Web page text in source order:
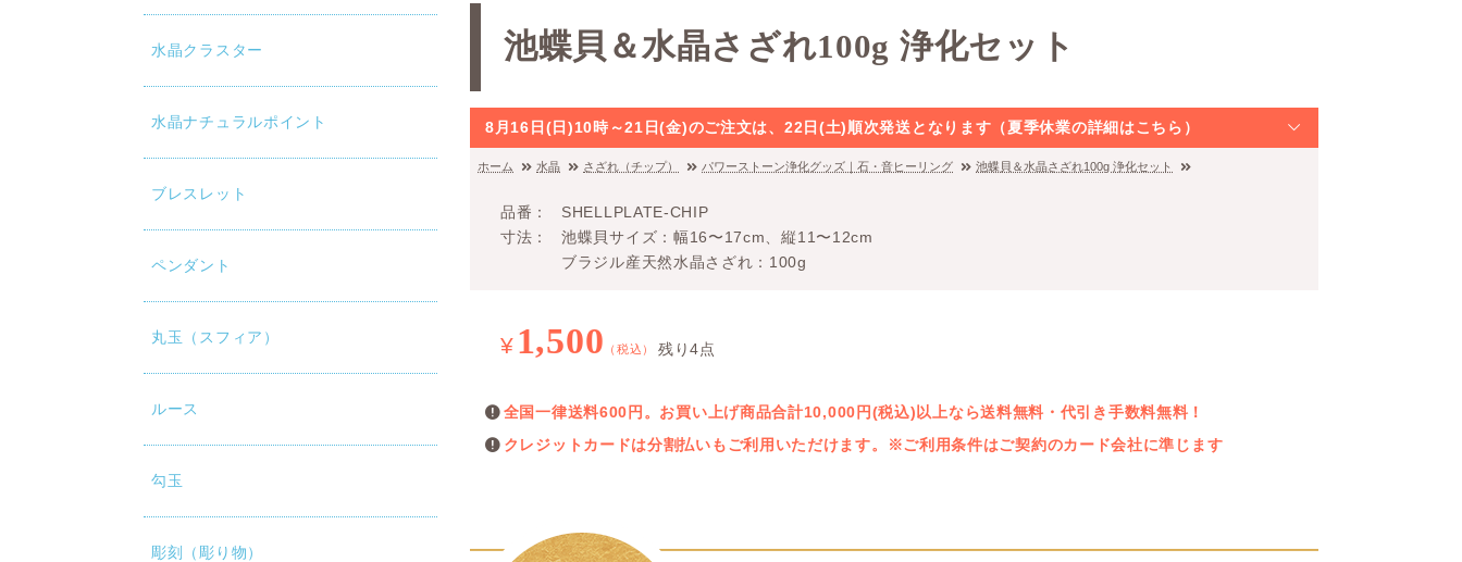
水晶クラスター
水晶ナチュラルポイント
ブレスレット
ペンダント
丸玉（スフィア）
ルース
勾玉
彫刻（彫り物）
池蝶貝＆水晶さざれ100g 浄化セット
8月16日(日)10時～21日(金)のご注文は、22日(土)順次発送となります（夏季休業の詳細はこちら）
ホーム 水晶 さざれ（チップ） パワーストーン浄化グッズ｜石・音ヒーリング 池蝶貝＆水晶さざれ100g 浄化セット
品番
SHELLPLATE-CHIP
寸法
池蝶貝サイズ：幅16〜17cm、縦11〜12cm
ブラジル産天然水晶さざれ：100g
¥ 1,500 （税込） 残り4点
全国一律送料600円。お買い上げ商品合計10,000円(税込)以上なら送料無料・代引き手数料無料！
クレジットカードは分割払いもご利用いただけます。※ご利用条件はご契約のカード会社に準じます